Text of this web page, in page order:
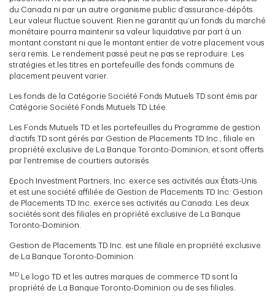
du Canada ni par un autre organisme public d’assurance-dépôts.
Leur valeur fluctue souvent. Rien ne garantit qu’un fonds du marché
monétaire pourra maintenir sa valeur liquidative par part à un
montant constant ni que le montant entier de votre placement vous
sera remis. Le rendement passé peut ne pas se reproduire. Les
stratégies et les titres en portefeuille des fonds communs de
placement peuvent varier.
Les fonds de la Catégorie Société Fonds Mutuels TD sont émis par
Catégorie Société Fonds Mutuels TD Ltée.
Les Fonds Mutuels TD et les portefeuilles du Programme de gestion
d’actifs TD sont gérés par Gestion de Placements TD Inc., filiale en
propriété exclusive de La Banque Toronto-Dominion, et sont offerts
par l’entremise de courtiers autorisés.
Epoch Investment Partners, Inc. exerce ses activités aux États-Unis
et est une société affiliée de Gestion de Placements TD Inc. Gestion
de Placements TD Inc. exerce ses activités au Canada. Les deux
sociétés sont des filiales en propriété exclusive de La Banque
Toronto-Dominion.
Gestion de Placements TD Inc. est une filiale en propriété exclusive
de La Banque Toronto-Dominion.
MD Le logo TD et les autres marques de commerce TD sont la
propriété de La Banque Toronto-Dominion ou de ses filiales.